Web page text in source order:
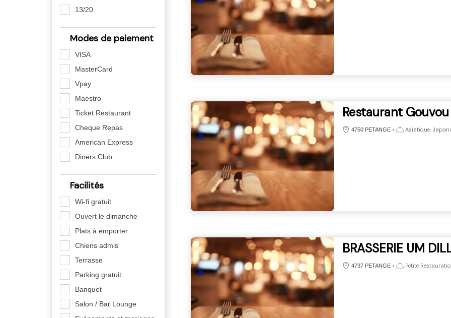
13/20
Modes de paiement
VISA
MasterCard
Vpay
Maestro
Ticket Restaurant
Cheque Repas
American Express
Diners Club
Facilités
Wi-fi gratuit
Ouvert le dimanche
Plats à emporter
Chiens admis
Terrasse
Parking gratuit
Banquet
Salon / Bar Lounge
Restaurant
4750 PETANGE • Asiatique,
BRASSERIE UM
4737 PETANGE • Petite